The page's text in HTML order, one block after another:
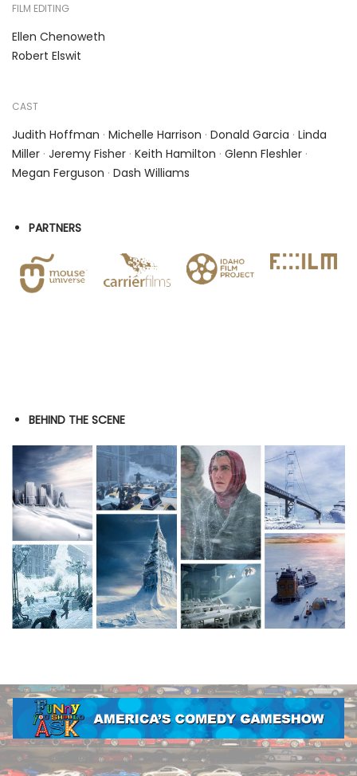
FILM EDITING
Ellen Chenoweth
Robert Elswit
CAST
Judith Hoffman · Michelle Harrison · Donald Garcia · Linda
Miller · Jeremy Fisher · Keith Hamilton · Glenn Fleshler ·
Megan Ferguson · Dash Williams
PARTNERS
BEHIND THE SCENE